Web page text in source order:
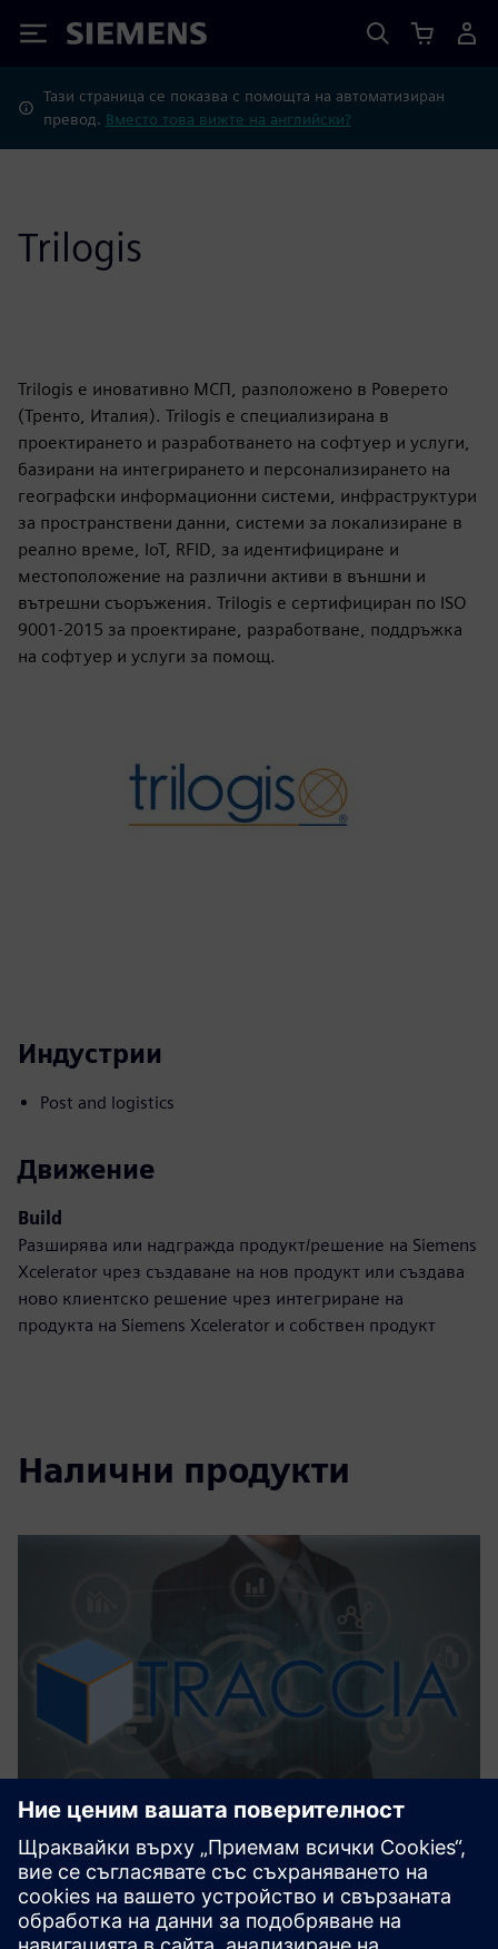
Siemens
Тази страница се показва с помощта на автоматизиран
превод. Вместо това вижте на английски?
Trilogis
Trilogis е иновативно МСП, разположено в Роверето
(Тренто, Италия). Trilogis е специализирана в
проектирането и разработването на софтуер и услуги,
базирани на интегрирането и персонализирането на
географски информационни системи, инфраструктури
за пространствени данни, системи за локализиране в
реално време, IoT, RFID, за идентифициране и
местоположение на различни активи в външни и
вътрешни съоръжения. Trilogis е сертифициран по ISO
9001-2015 за проектиране, разработване, поддръжка
на софтуер и услуги за помощ.
Индустрии
Post and logistics
Движение
Build
Разширява или надгражда продукт/решение на Siemens
Xcelerator чрез създаване на нов продукт или създава
ново клиентско решение чрез интегриране на
продукта на Siemens Xcelerator и собствен продукт
Налични продукти
TRACCIA
TRACCIA е уеб базиран софтуер, който събира и